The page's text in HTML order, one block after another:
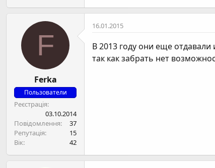
F
Ferka
Пользователи
Реєстрація
03.10.2014
Повідомлення
37
Репутація
15
Вік
42
16.01.2015
В 2013 году они еще
так как забрать нет